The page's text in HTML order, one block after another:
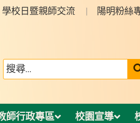
學校日暨親師交流 陽明粉絲
師行政專區 校園宣導